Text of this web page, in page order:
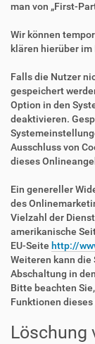
man von „First-
Wir können
klären hierüber
Falls die Nutzer
gespeichert
Option in den
deaktivieren.
Ausschluss von
dieses
Ein genereller
des
Vielzahl der
amerikanische
EU-Seite http://
Weiteren kann die
Abschaltung in
Bitte beachten
Funktionen
Löschung